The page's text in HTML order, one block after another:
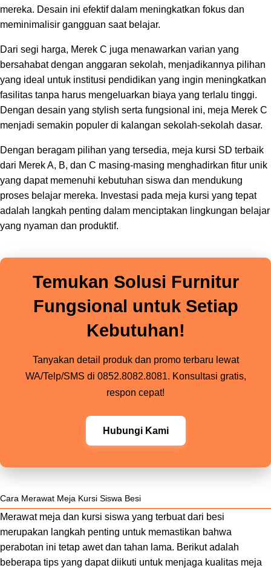
mereka. Desain ini efektif dalam meningkatkan fokus dan
meminimalisir gangguan saat belajar.
Dari segi harga, Merek C juga menawarkan varian yang
bersahabat dengan anggaran sekolah, menjadikannya pilihan
yang ideal untuk institusi pendidikan yang ingin meningkatkan
fasilitas tanpa harus mengeluarkan biaya yang terlalu tinggi.
Dengan desain yang stylish serta fungsional ini, meja Merek C
menjadi semakin populer di kalangan sekolah-sekolah dasar.
Dengan beragam pilihan yang tersedia, meja kursi SD terbaik
dari Merek A, B, dan C masing-masing menghadirkan fitur unik
yang dapat memenuhi kebutuhan siswa dan mendukung
proses belajar mereka. Investasi pada meja kursi yang tepat
adalah langkah penting dalam menciptakan lingkungan belajar
yang nyaman dan produktif.
Temukan Solusi Furnitur
Fungsional untuk Setiap
Kebutuhan!
Tanyakan detail produk dan promo terbaru lewat
WA/Telp/SMS di 0852.8082.8081. Konsultasi gratis,
respon cepat!
Hubungi Kami
Cara Merawat Meja Kursi Siswa Besi
Merawat meja dan kursi siswa yang terbuat dari besi
merupakan langkah penting untuk memastikan bahwa
perabotan ini tetap awet dan tahan lama. Berikut adalah
beberapa tips yang dapat diikuti untuk menjaga kualitas meja